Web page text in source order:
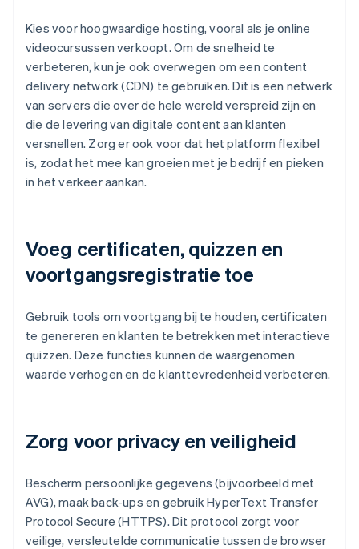
Kies voor hoogwaardige hosting, vooral als je online
videocursussen verkoopt. Om de snelheid te
verbeteren, kun je ook overwegen om een content
delivery network (CDN) te gebruiken. Dit is een netwerk
van servers die over de hele wereld verspreid zijn en
die de levering van digitale content aan klanten
versnellen. Zorg er ook voor dat het platform flexibel
is, zodat het mee kan groeien met je bedrijf en pieken
in het verkeer aankan.
Voeg certificaten, quizzen en
voortgangsregistratie toe
Gebruik tools om voortgang bij te houden, certificaten
te genereren en klanten te betrekken met interactieve
quizzen. Deze functies kunnen de waargenomen
waarde verhogen en de klanttevredenheid verbeteren.
Zorg voor privacy en veiligheid
Bescherm persoonlijke gegevens (bijvoorbeeld met
AVG), maak back-ups en gebruik HyperText Transfer
Protocol Secure (HTTPS). Dit protocol zorgt voor
veilige, versleutelde communicatie tussen de browser